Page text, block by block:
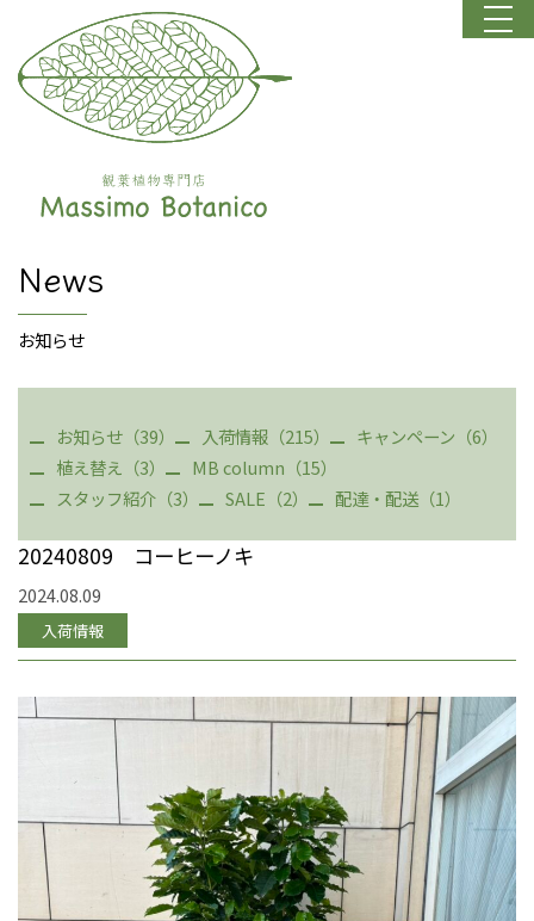
News
お知らせ
お知らせ（39） 入荷情報（215）
キャンペーン（6）
植え替え（3）
MB column（15）
スタッフ紹介（3）
SALE（2） 配達・配送（1）
20240809 コーヒーノキ
2024.08.09
入荷情報